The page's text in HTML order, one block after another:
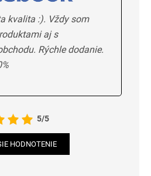
kvalita :). Vždy som
aj s
Rýchle dodanie.
5/5
HODNOTENIE